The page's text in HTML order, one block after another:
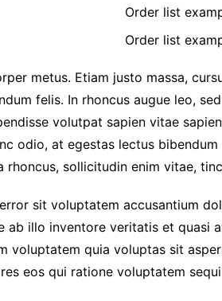
Order list
Order list
metus. Etiam justo massa,
felis. In rhoncus augue leo,
volutpat sapien vitae
odio, at egestas lectus bibendum
sollicitudin enim vitae,
sit voluptatem accusantium
ab illo inventore veritatis et quasi
voluptatem quia voluptas sit
eos qui ratione voluptatem sequi